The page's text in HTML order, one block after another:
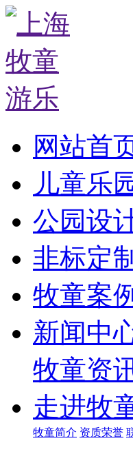
网站首
儿童乐
公园设
非标定制
牧童案例
新闻中
牧童资
走进牧
牧童简介 资质荣誉